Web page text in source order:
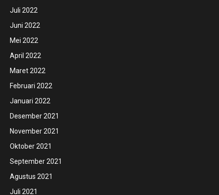
Juli 2022
Juni 2022
Mei 2022
April 2022
Maret 2022
Februari 2022
Januari 2022
Desember 2021
November 2021
Oktober 2021
September 2021
Agustus 2021
Juli 2021